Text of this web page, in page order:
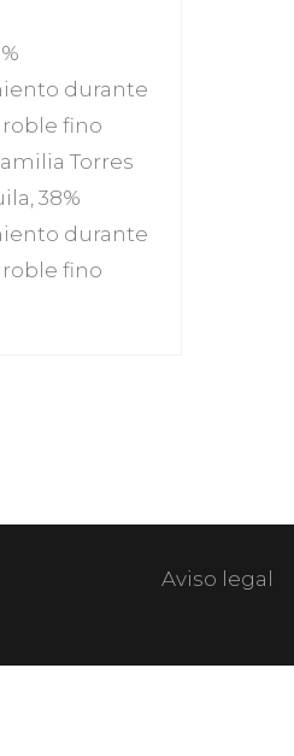
durante
fino
Torres
38%
durante
fino
Aviso legal